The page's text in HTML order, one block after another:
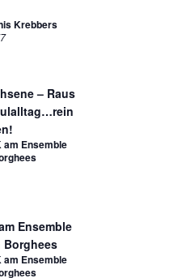
Krebbers
– Raus
am Ensemble
Ensemble
am Ensemble